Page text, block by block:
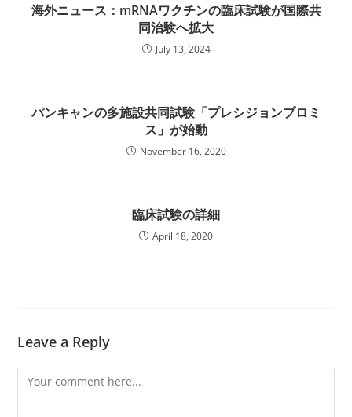
海外ニュース：mRNAワクチンの臨床試験が国際共
同治験へ拡大
July 13, 2024
パンキャンの多施設共同試験「プレシジョンプロミ
ス」が始動
November 16, 2020
臨床試験の詳細
April 18, 2020
Leave a Reply
Comment